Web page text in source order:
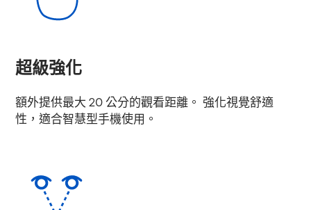
超級強化
額外提供最大 20 公分的觀看距離。 強化視覺舒適
性，適合智慧型手機使用。